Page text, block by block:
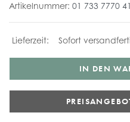
Artikelnummer: 01 733 7770
Sofort
IN DEN